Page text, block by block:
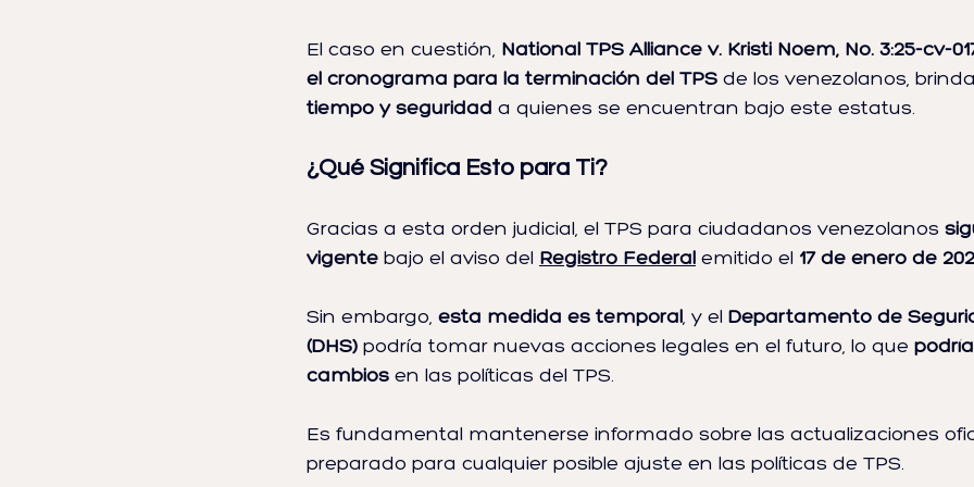
El caso en cuestión, National TPS Alliance v. Kristi Noem, No. 3:25-cv-
el cronograma para la terminación del TPS de los venezolanos,
tiempo y seguridad a quienes se encuentran bajo este estatus.
¿Qué Significa Esto para Ti?
Gracias a esta orden judicial, el TPS para ciudadanos venezolanos
vigente bajo el aviso del Registro Federal emitido el 17 de enero de
Sin embargo, esta medida es temporal, y el Departamento de
(DHS) podría tomar nuevas acciones legales en el futuro, lo que
cambios en las políticas del TPS.
Es fundamental mantenerse informado sobre las actualizaciones
preparado para cualquier posible ajuste en las políticas de TPS.